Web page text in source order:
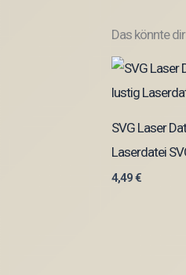
Das könnte
SVG Laser
Laserdatei
4,49€